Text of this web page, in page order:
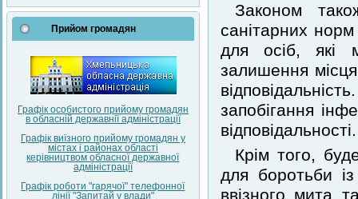
Прийом громадян
Графік особистого прийому громадян
в обласній державнії адміністрації
Графік виїзного прийому громадян у
містах і районах області
керівництвом обласної державної
адміністрації
Графік роботи "гарячої" телефонної
лінії "Запитай у влади"
Законом
санітарних
для осіб, які
залишення
запобігання
відповідальності.
Крім того,
для боротьби